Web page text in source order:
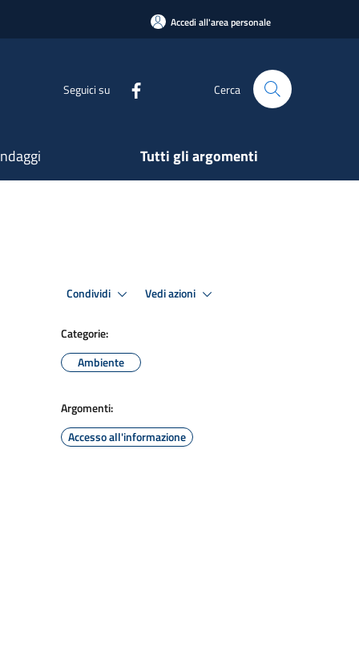
Accedi all'area personale
Seguici su Cerca
Tutti gli argomenti
Condividi Vedi azioni
Categorie:
Ambiente
Argomenti:
Accesso all'informazione